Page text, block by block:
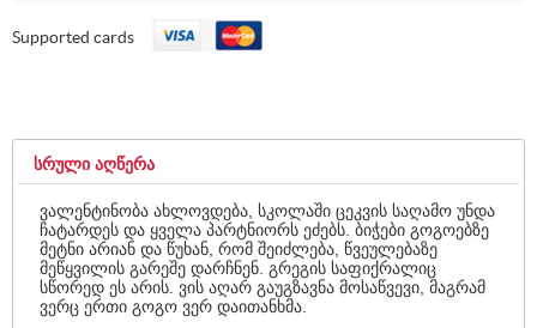
Supported cards
ᲡᲠᲣᲚᲘ ᲐᲦᲬᲔᲠᲐ
ვალენტინობა ახლოვდება, სკოლაში ცეკვის საღამო უნდა
ჩატარდეს და ყველა პარტნიორს ეძებს. ბიჭები გოგოებზე
მეტნი არიან და წუხან, რომ შეიძლება, წვეულებაზე
მეწყვილის გარეშე დარჩნენ. გრეგის საფიქრალიც
სწორედ ეს არის. ვის აღარ გაუგზავნა მოსაწვევი, მაგრამ
ვერც ერთი გოგო ვერ დაითანხმა.